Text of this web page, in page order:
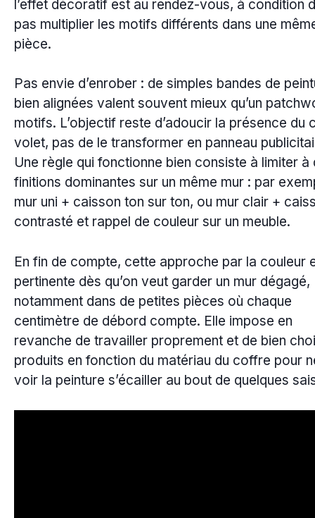
l’effet décoratif est au rendez-vous, à condition
pas multiplier les motifs différents dans une
pièce.
Pas envie d’enrober : de simples bandes de
bien alignées valent souvent mieux qu’un
motifs. L’objectif reste d’adoucir la présence du
volet, pas de le transformer en panneau
Une règle qui fonctionne bien consiste à limiter à
finitions dominantes sur un même mur : par
mur uni + caisson ton sur ton, ou mur clair +
contrasté et rappel de couleur sur un meuble.
En fin de compte, cette approche par la couleur
pertinente dès qu’on veut garder un mur dégagé,
notamment dans de petites pièces où chaque
centimètre de débord compte. Elle impose en
revanche de travailler proprement et de bien
produits en fonction du matériau du coffre pour
voir la peinture s’écailler au bout de quelques